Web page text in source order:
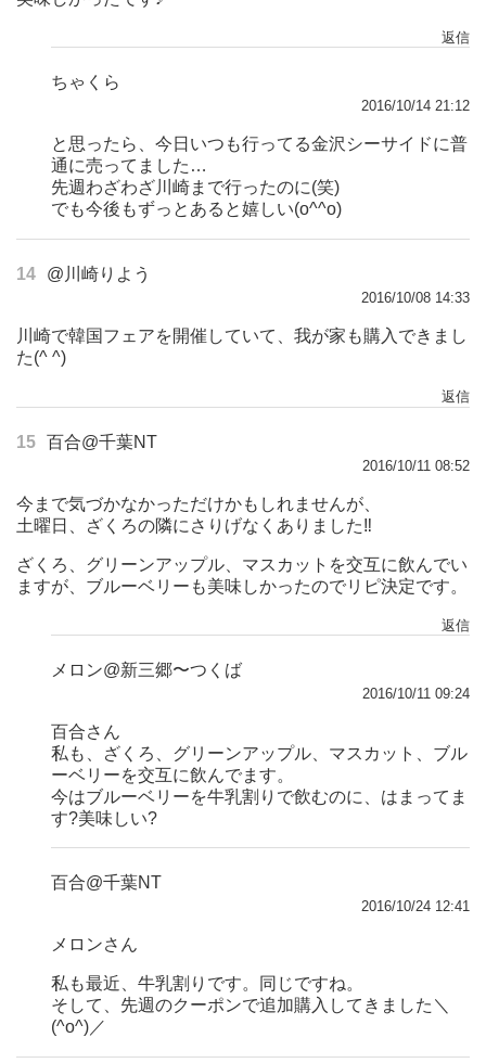
返信
ちゃくら
2016/10/14 21:12
と思ったら、今日いつも行ってる金沢シーサイドに普
通に売ってました…
先週わざわざ川崎まで行ったのに(笑)
でも今後もずっとあると嬉しい(o^^o)
14 @川崎りよう
2016/10/08 14:33
川崎で韓国フェアを開催していて、我が家も購入できまし
た(^ ^)
返信
15 百合@千葉NT
2016/10/11 08:52
今まで気づかなかっただけかもしれませんが、
土曜日、ざくろの隣にさりげなくありました‼︎
ざくろ、グリーンアップル、マスカットを交互に飲んでい
ますが、ブルーベリーも美味しかったのでリピ決定です。
返信
メロン@新三郷〜つくば
2016/10/11 09:24
百合さん
私も、ざくろ、グリーンアップル、マスカット、ブル
ーベリーを交互に飲んでます。
今はブルーベリーを牛乳割りで飲むのに、はまってま
す?美味しい?
百合@千葉NT
2016/10/24 12:41
メロンさん
私も最近、牛乳割りです。同じですね。
そして、先週のクーポンで追加購入してきました＼
(^o^)／